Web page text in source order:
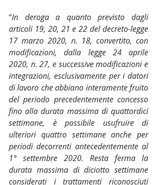
“In deroga a quanto previsto dagli
articoli 19, 20, 21 e 22 del decreto-legge
17 marzo 2020, n. 18, convertito, con
modificazioni, dalla legge 24 aprile
2020, n. 27, e successive modificazioni e
integrazioni, esclusivamente per i datori
di lavoro che abbiano interamente fruito
del periodo precedentemente concesso
fino alla durata massima di quattordici
settimane, è possibile usufruire di
ulteriori quattro settimane anche per
periodi decorrenti antecedentemente al
1° settembre 2020. Resta ferma la
durata massima di diciotto settimane
considerati i trattamenti riconosciuti